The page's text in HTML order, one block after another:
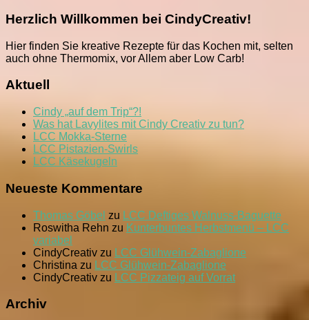
mit
Herzlich Willkommen bei CindyCreativ!
Hier finden Sie kreative Rezepte für das Kochen mit, selten
auch ohne Thermomix, vor Allem aber Low Carb!
Aktuell
Cindy „auf dem Trip“?!
Was hat Lavylites mit Cindy Creativ zu tun?
LCC Mokka-Sterne
LCC Pistazien-Swirls
LCC Käsekugeln
Neueste Kommentare
Thomas Göbel zu LCC Deftiges Walnuss-Baguette
Roswitha Rehn zu Kunterbuntes Herbstmenü – LCC
variabel
CindyCreativ zu LCC Glühwein-Zabaglione
Christina zu LCC Glühwein-Zabaglione
CindyCreativ zu LCC Pizzateig auf Vorrat
Archiv